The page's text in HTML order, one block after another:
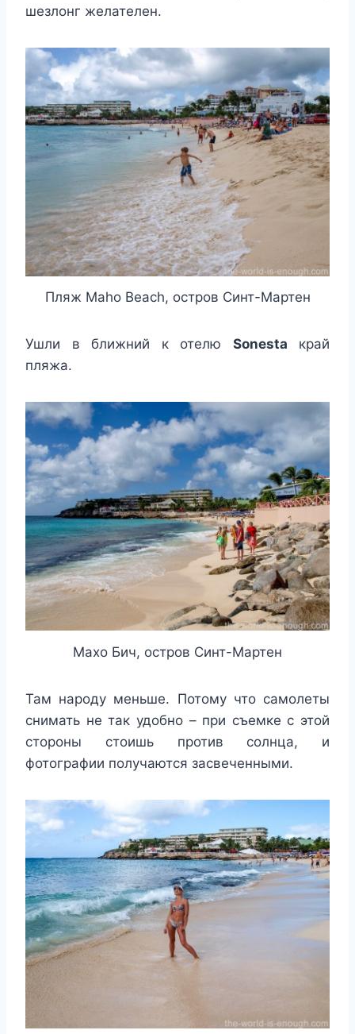
шезлонг желателен.
Пляж Maho Beach, остров Синт-Мартен
Ушли в ближний к отелю Sonesta край
пляжа.
Махо Бич, остров Синт-Мартен
Там народу меньше. Потому что самолеты
снимать не так удобно – при съемке с этой
стороны стоишь против солнца, и
фотографии получаются засвеченными.